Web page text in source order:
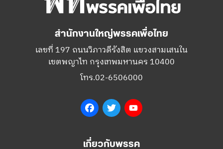
สำนักงานใหญ่พรรคเพื่อไทย
เลขที่ 197 ถนนวิภาวดีรังสิต แขวงสามเสนใน
เขตพญาไท กรุงเทพมหานคร 10400
โทร.02-6506000
FacebookTwitter
เกี่ยวกับพรรค